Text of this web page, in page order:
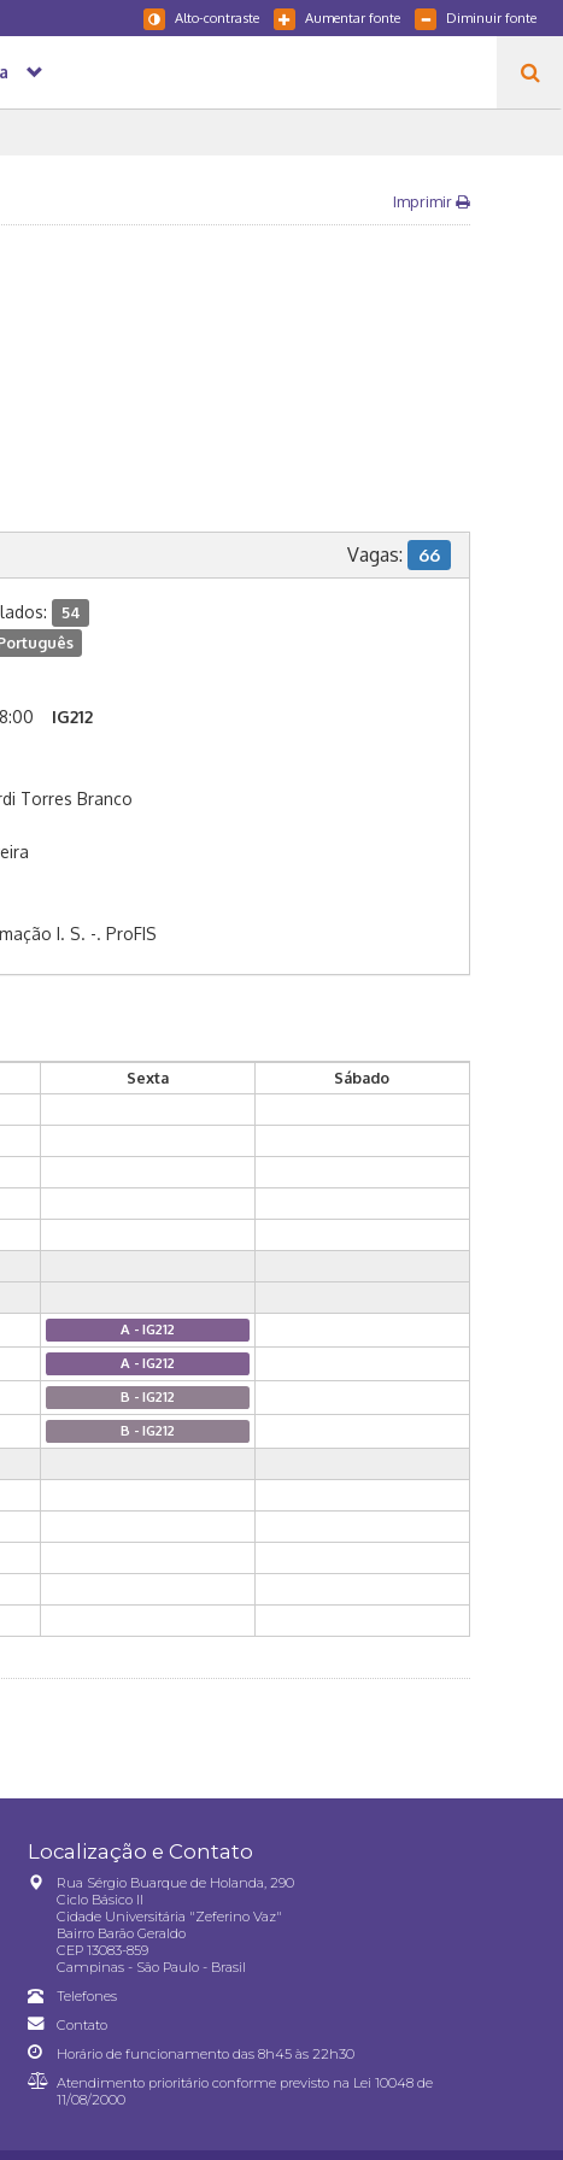
Diminuir fonte
Aumentar fonte
Alto-contraste
Imprimir
Vagas: 66
54
IG212
Torres Branco
I. S. -. ProFIS
Sexta
Sábado
A - IG212
A - IG212
B - IG212
B - IG212
Localização e Contato
Rua Sérgio Buarque de Holanda, 290
Ciclo Básico II
Cidade Universitária "Zeferino Vaz"
Bairro Barão Geraldo
CEP 13083-859
Campinas - São Paulo - Brasil
Telefones
Contato
Horário de funcionamento das 8h45 às 22h30
Atendimento prioritário conforme previsto na Lei 10048 de
11/08/2000